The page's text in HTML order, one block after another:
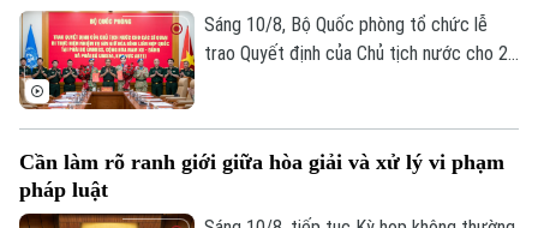
Sáng 10/8, Bộ Quốc phòng tổ chức lễ
trao Quyết định của Chủ tịch nước cho 2
Cộng hòa Nam Sudan và Phái bộ UNISFA,
Cần làm rõ ranh giới giữa hòa giải và xử lý vi phạm
pháp luật